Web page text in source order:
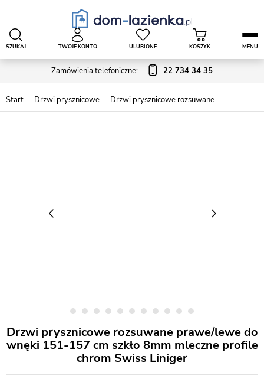
Zamówienia telefoniczne: 22 734 34 35
SZUKAJ TWOJE KONTO ULUBIONE KOSZYK MENU
Start Drzwi prysznicowe Drzwi prysznicowe rozsuwane
Drzwi prysznicowe rozsuwane prawe/lewe do
wnęki 151-157 cm szkło 8mm mleczne profile
chrom Swiss Liniger